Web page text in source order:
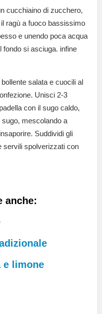
cucchiaino di zucchero,
ragù a fuoco bassissimo
e unendo poca acqua
fondo si asciuga. infine
salata e cuocili al
Unisci 2-3
con il sugo caldo,
mescolando a
Suddividi gli
servili spolverizzati con
anche:
e limone